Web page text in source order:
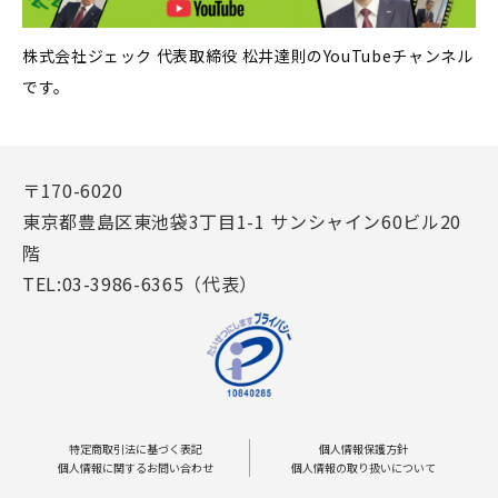
株式会社ジェック 代表取締役 松井達則のYouTubeチャンネル
です。
〒170-6020
東京都豊島区東池袋3丁目1-1 サンシャイン60ビル20
階
TEL:03-3986-6365（代表）
特定商取引法に基づく表記
個人情報保護方針
個人情報に関するお問い合わせ
個人情報の取り扱いについて